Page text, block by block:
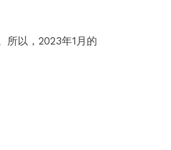
所以，2023年1月的